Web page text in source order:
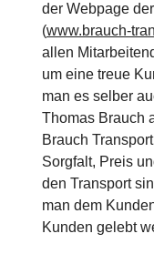
der Webpage
(www.brauch-
allen
um eine treue
man es selber
Thomas Brauch
Brauch
Sorgfalt, Preis
den Transport
man dem
Kunden gelebt